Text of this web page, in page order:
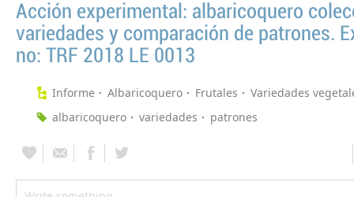
Acción experimental: albaricoquero
variedades y comparación de patrones.
no: TRF 2018 LE 0013
Informe Albaricoquero Frutales
Variedades
albaricoquero
variedades patrones